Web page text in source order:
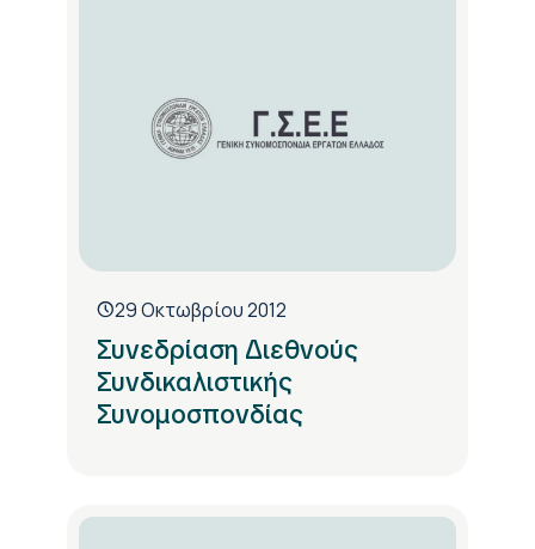
29 Οκτωβρίου 2012
Συνεδρίαση Διεθνούς
Συνδικαλιστικής
Συνομοσπονδίας